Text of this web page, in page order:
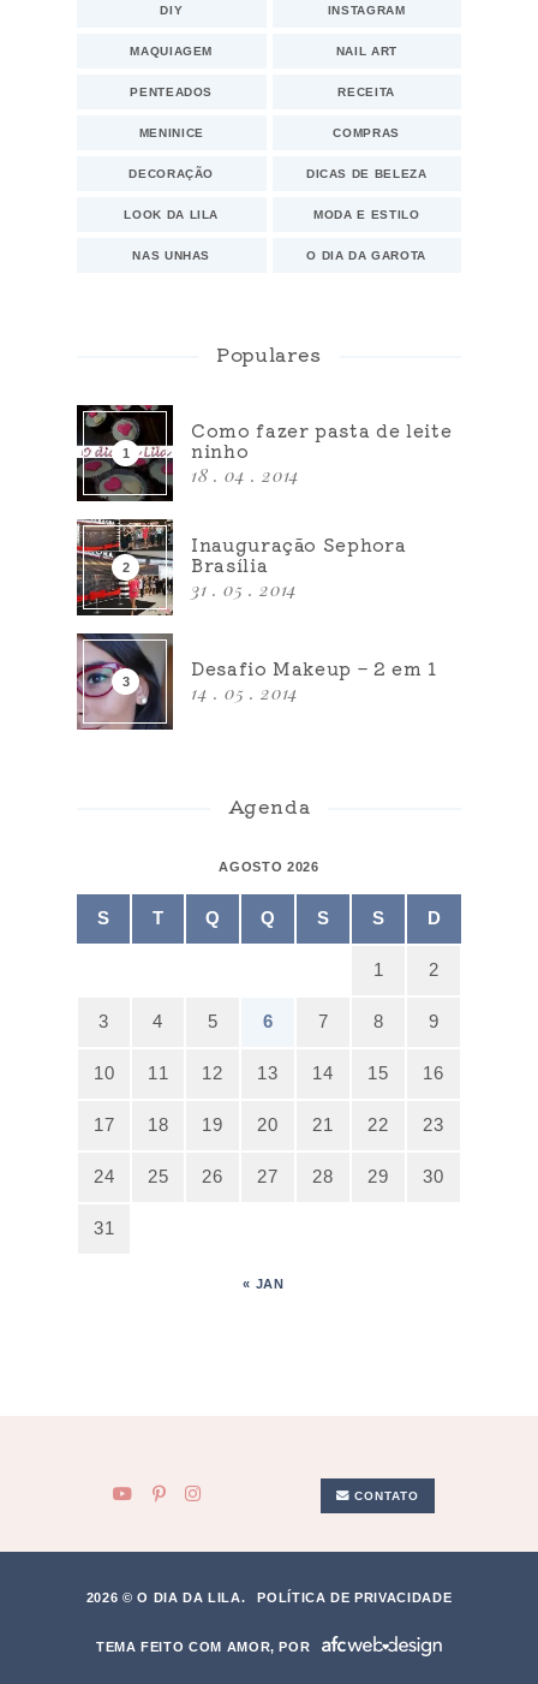
DIY INSTAGRAM
MAQUIAGEM NAIL ART
PENTEADOS RECEITA
MENINICE COMPRAS
DECORAÇÃO DICAS DE BELEZA
LOOK DA LILA MODA E ESTILO
NAS UNHAS O DIA DA GAROTA
Populares
Como fazer pasta de leite
ninho
18 . 04 . 2014
Inauguração Sephora
Brasília
31 . 05 . 2014
Desafio Makeup – 2 em 1
14 . 05 . 2014
Agenda
AGOSTO 2026
S T Q Q S S D
1 2
3 4 5 6 7 8 9
10 11 12 13 14 15 16
17 18 19 20 21 22 23
24 25 26 27 28 29 30
31
« JAN
CONTATO
2026 © O DIA DA LILA. POLÍTICA DE PRIVACIDADE
TEMA FEITO COM AMOR, POR